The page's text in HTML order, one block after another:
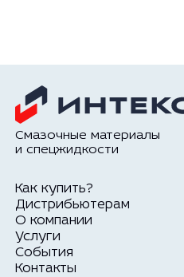
Смазочные материалы
и спецжидкости
Как купить?
Дистрибьютерам
О компании
Услуги
События
Контакты